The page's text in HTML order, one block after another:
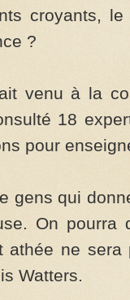
croyants, le
?
venu à la
18
pour
gens qui
On
athée ne
Watters.